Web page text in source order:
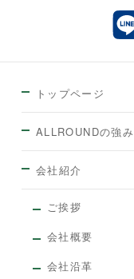
トップページ
ALLROUNDの強み
会社紹介
ご挨拶
会社概要
会社沿革